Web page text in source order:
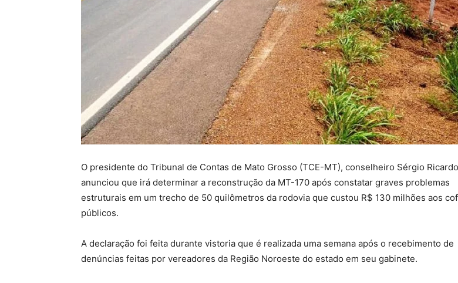
O presidente do Tribunal de Contas de Mato Grosso (TCE-MT), conselheiro Sérgio
anunciou que irá determinar a reconstrução da MT-170 após constatar graves problemas
estruturais em um trecho de 50 quilômetros da rodovia que custou R$ 130 milhões aos
públicos.
A declaração foi feita durante vistoria que é realizada uma semana após o recebimento de
denúncias feitas por vereadores da Região Noroeste do estado em seu gabinete.